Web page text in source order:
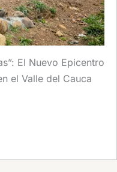
El Nuevo Epicentro
el Valle del Cauca